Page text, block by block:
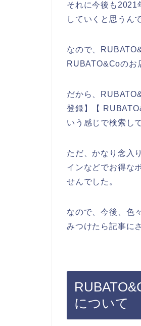
それに今後も2021
していくと思うん
なので、
RUBATO&Coのお
だから、
登録】【
いう感じで検索し
ただ、かなり念入
インなどでお得な
せんでした。
なので、今後、色
みつけたら記事に
について